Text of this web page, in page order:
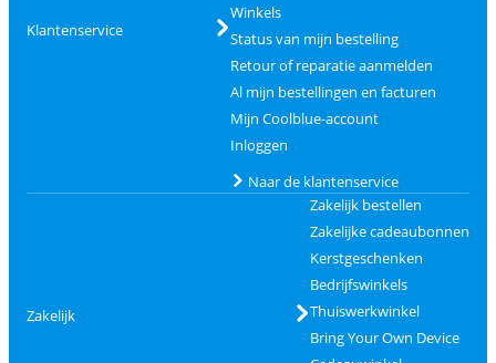
Klantenservice
Winkels
Status van mijn bestelling
Retour of reparatie aanmelden
Al mijn bestellingen en facturen
Mijn Coolblue-account
Inloggen
Naar de klantenservice
Zakelijk
Zakelijk bestellen
Zakelijke cadeaubonnen
Kerstgeschenken
Bedrijfswinkels
Thuiswerkwinkel
Bring Your Own Device